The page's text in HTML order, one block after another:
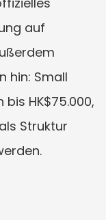
auf
hin: Small
HK$75.000,
Struktur